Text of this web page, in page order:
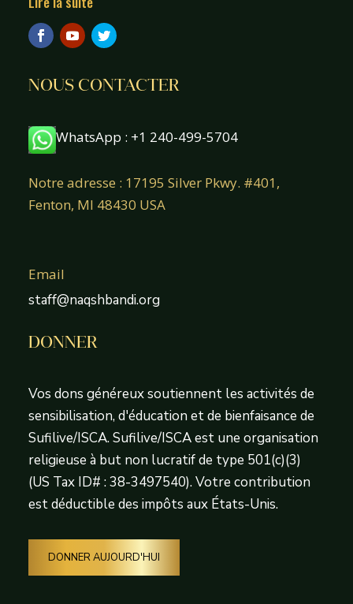
NOUS CONTACTER
WhatsApp : +1 240-499-5704
Notre adresse : 17195 Silver Pkwy. #401,
Fenton, MI 48430 USA
Email
staff@naqshbandi.org
DONNER
Vos dons généreux soutiennent les activités de
sensibilisation, d'éducation et de bienfaisance de
Sufilive/ISCA. Sufilive/ISCA est une organisation
religieuse à but non lucratif de type 501(c)(3)
(US Tax ID# : 38-3497540). Votre contribution
est déductible des impôts aux États-Unis.
DONNER AUJOURD'HUI